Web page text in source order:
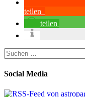
teilen
teilen
Suchen
nach:
Social Media